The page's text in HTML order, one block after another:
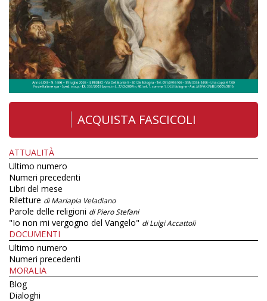
ACQUISTA FASCICOLI
ATTUALITÀ
Ultimo numero
Numeri precedenti
Libri del mese
Riletture di Mariapia Veladiano
Parole delle religioni di Piero Stefani
"Io non mi vergogno del Vangelo" di Luigi Accattoli
DOCUMENTI
Ultimo numero
Numeri precedenti
MORALIA
Blog
Dialoghi